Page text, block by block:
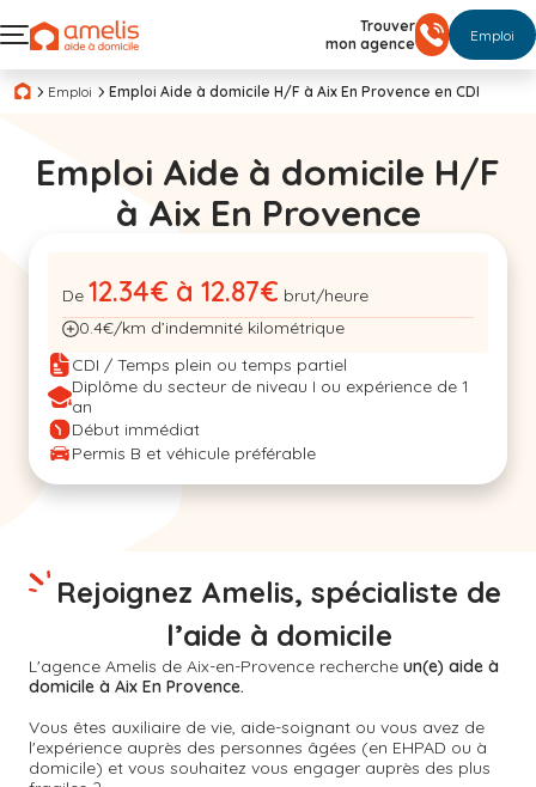
Trouver
mon agence
Emploi
Emploi Emploi Aide à domicile H/F à Aix En Provence en CDI
Emploi Aide à domicile H/F
à Aix En Provence
De 12.34€ à 12.87€ brut/heure
0.4€/km d’indemnité kilométrique
CDI / Temps plein ou temps partiel
Diplôme du secteur de niveau I ou expérience de 1
an
Début immédiat
Permis B et véhicule préférable
L'agence Amelis de Aix-en-Provence recherche un(e) aide à
domicile à Aix En Provence.
Vous êtes auxiliaire de vie, aide-soignant ou vous avez de
l'expérience auprès des personnes âgées (en EHPAD ou à
domicile) et vous souhaitez vous engager auprès des plus
Rejoignez Amelis, spécialiste de
l’aide à domicile